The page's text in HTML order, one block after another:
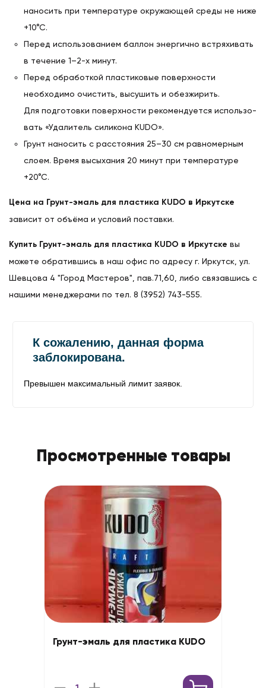
наносить при температуре окружающей среды не ниже
+10°С.
Перед использованием баллон энергично встряхивать
в течение 1–2-х минут.
Перед обработкой пластиковые поверхности
необходимо очистить, высушить и обезжирить.
Для подготовки поверхности рекомендуется исполь­зо­
вать «Удалитель силикона KUDO».
Грунт наносить с расстояния 25–30 см равномерным
слоем. Время высыхания 20 минут при темпе­ра­­­туре
+20°С.
Цена на Грунт-эмаль для пластика KUDO в Иркутске
зависит от объёма и условий поставки.
Купить Грунт-эмаль для пластика KUDO в Иркутске вы
можете обратившись в наш офис по адресу г. Иркутск, ул.
Шевцова 4 "Город Мастеров", пав.71,60, либо связавшись с
нашими менеджерами по тел. 8 (3952) 743-555.
Просмотренные товары
Грунт-эмаль для пластика KUDO